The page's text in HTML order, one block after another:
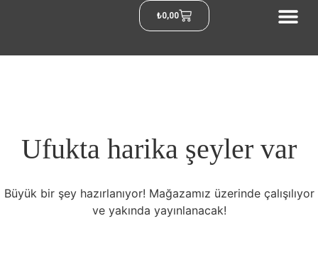
₺0,00
Ufukta harika şeyler var
Büyük bir şey hazırlanıyor! Mağazamız üzerinde çalışılıyor
ve yakında yayınlanacak!